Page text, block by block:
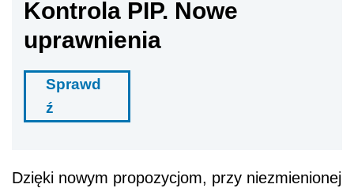
Kontrola PIP. Nowe
uprawnienia
Sprawd
ź
Dzięki nowym propozycjom, przy niezmienionej